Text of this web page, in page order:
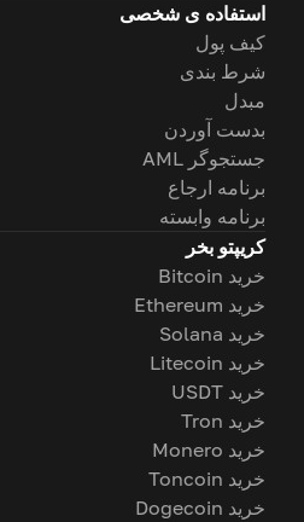
استفاده ی شخصی
کیف پول
شرط بندی
مبدل
بدست آوردن
جستجوگر AML
برنامه ارجاع
برنامه وابسته
کریپتو بخر
خرید Bitcoin
خرید Ethereum
خرید Solana
خرید Litecoin
خرید USDT
خرید Tron
خرید Monero
خرید Toncoin
خرید Dogecoin